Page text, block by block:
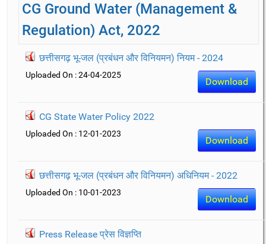
CG Ground Water (Management &
Regulation) Act, 2022
छत्तीसगढ़ भू-जल (प्रबंधन और विनियमन) नियम - 2024
Download
Uploaded On : 24-04-2025
CG State Water Policy 2022
Download
Uploaded On : 12-01-2023
छत्तीसगढ़ भू-जल (प्रबंधन और विनियमन) अधिनियम - 2022
Download
Uploaded On : 10-01-2023
Press Release प्रेस विज्ञप्ति